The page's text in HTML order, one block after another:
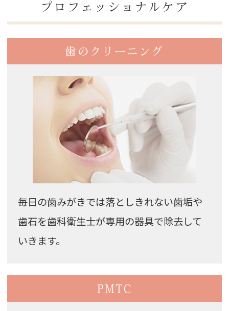
プロフェッショナルケア
歯のクリーニング
毎日の歯みがきでは落としきれない歯垢や
歯石を歯科衛生士が専用の器具で除去して
いきます。
PMTC